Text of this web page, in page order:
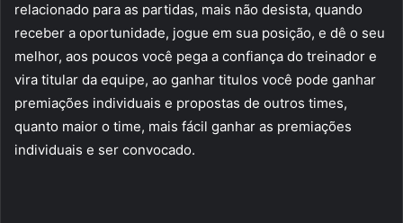
relacionado para as partidas, mais não desista, quando
receber a oportunidade, jogue em sua posição, e dê o seu
melhor, aos poucos você pega a confiança do treinador e
vira titular da equipe, ao ganhar titulos você pode ganhar
premiações individuais e propostas de outros times,
quanto maior o time, mais fácil ganhar as premiações
individuais e ser convocado.